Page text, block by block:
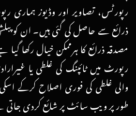
رپورٹس، تصاویر اور وڈیوز ہماری
ذرائع سے حاصل کی گئی ہیں۔ ان کو
مصدقہ ذرائع کا ہرممکن خیال رکھا گیا
رپورٹ میں ٹائپنگ کی غلطی یا
والی غلطی کی فوری اصلاح کرکے
طور پر ویب سائٹ پر شائع کردی